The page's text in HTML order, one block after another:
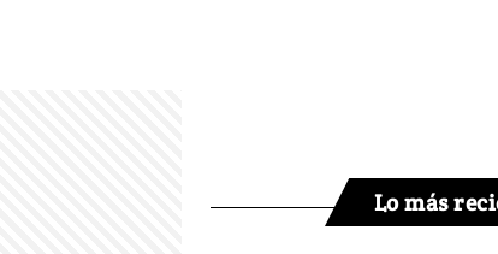
Lo más